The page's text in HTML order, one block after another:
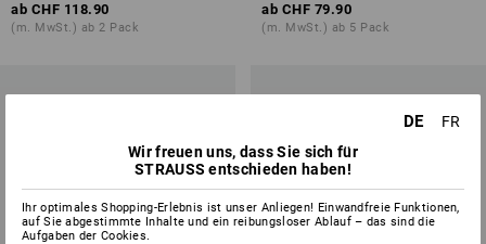
ab CHF 118.90
(m. MwSt.) ab 2 Pack
ab CHF 79.90
(m. MwSt.) ab 5 Pack
DE
FR
Wir freuen uns, dass Sie sich für
STRAUSS entschieden haben!
Ihr optimales Shopping-Erlebnis ist unser Anliegen! Einwandfreie Funktionen,
auf Sie abgestimmte Inhalte und ein reibungsloser Ablauf – das sind die
Aufgaben der Cookies.